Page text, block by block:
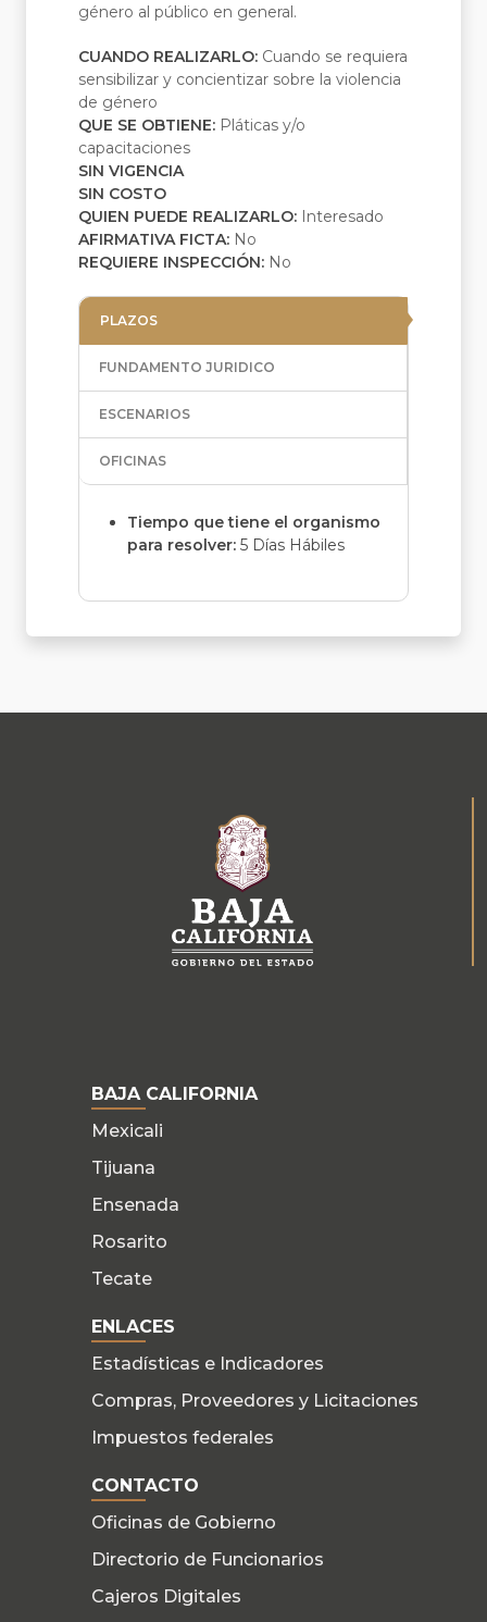
género al público en general.
CUANDO REALIZARLO: Cuando se requiera
sensibilizar y concientizar sobre la violencia
de género
QUE SE OBTIENE: Pláticas y/o
capacitaciones
SIN VIGENCIA
SIN COSTO
QUIEN PUEDE REALIZARLO: Interesado
AFIRMATIVA FICTA: No
REQUIERE INSPECCIÓN: No
PLAZOS
FUNDAMENTO JURIDICO
ESCENARIOS
OFICINAS
Tiempo que tiene el organismo
para resolver: 5 Días Hábiles
BAJA CALIFORNIA
Mexicali
Tijuana
Ensenada
Rosarito
Tecate
ENLACES
Estadísticas e Indicadores
Compras, Proveedores y Licitaciones
Impuestos federales
CONTACTO
Oficinas de Gobierno
Directorio de Funcionarios
Cajeros Digitales